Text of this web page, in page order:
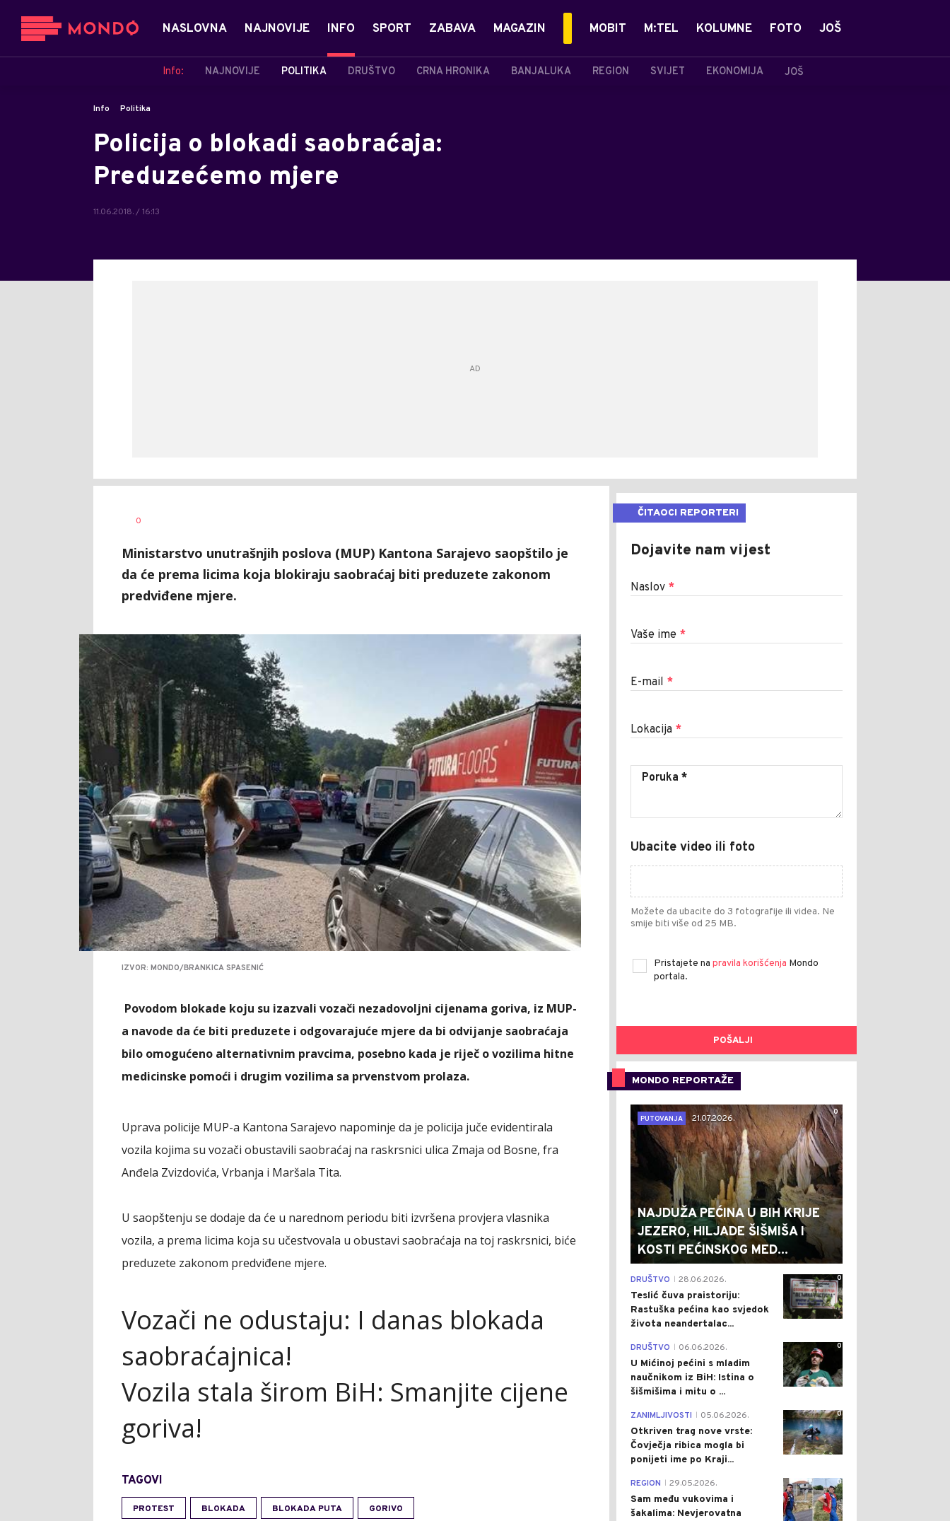
NASLOVNA NAJNOVIJE INFO
Info: NAJNOVIJE POLITIKA DRUŠTVO CRNA HRONIKA BANJALUKA REGION SVIJET EKONOMIJA JOŠ
SPORT ZABAVA MAGAZIN MOBIT M:TEL KOLUMNE FOTO JOŠ
Info Politika
Policija o blokadi saobraćaja:
Preduzećemo mjere
11.06.2018. / 16:13
AUTOR
0
Ministarstvo unutrašnjih poslova (MUP) Kantona Sarajevo saopštilo je
da će prema licima koja blokiraju saobraćaj biti preduzete zakonom
predviđene mjere.
IZVOR: MONDO/BRANKICA SPASENIĆ
Povodom blokade koju su izazvali vozači nezadovoljni cijenama goriva, iz MUP-
a navode da će biti preduzete i odgovarajuće mjere da bi odvijanje saobraćaja
bilo omogućeno alternativnim pravcima, posebno kada je riječ o vozilima hitne
medicinske pomoći i drugim vozilima sa prvenstvom prolaza.
Uprava policije MUP-a Kantona Sarajevo napominje da je policija juče evidentirala
vozila kojima su vozači obustavili saobraćaj na raskrsnici ulica Zmaja od Bosne, fra
Anđela Zvizdovića, Vrbanja i Maršala Tita.
U saopštenju se dodaje da će u narednom periodu biti izvršena provjera vlasnika
vozila, a prema licima koja su učestvovala u obustavi saobraćaja na toj raskrsnici, biće
preduzete zakonom predviđene mjere.
Vozači ne odustaju: I danas blokada
saobraćajnica!
Vozila stala širom BiH: Smanjite cijene
goriva!
TAGOVI
PROTEST BLOKADA BLOKADA PUTA GORIVO
ČITAOCI REPORTERI
Dojavite nam vijest
Naslov *
Vaše ime *
E-mail *
Lokacija *
Ubacite video ili foto
Možete da ubacite do 3 fotografije ili videa. Ne
smije biti više od 25 MB.
Pristajete na pravila korišćenja Mondo
portala.
POŠALJI
MONDO REPORTAŽE
0
PUTOVANJA
21.07.2026.
NAJDUŽA PEĆINA U BIH KRIJE
JEZERO, HILJADE ŠIŠMIŠA I
KOSTI PEĆINSKOG MED...
0
DRUŠTVO 28.06.2026.
Teslić čuva praistoriju:
Rastuška pećina kao svjedok
života neandertalac...
0
DRUŠTVO 06.06.2026.
U Mićinoj pećini s mladim
naučnikom iz BiH: Istina o
šišmišima i mitu o ...
0
ZANIMLJIVOSTI 05.06.2026.
Otkriven trag nove vrste:
Čovječja ribica mogla bi
ponijeti ime po Kraji...
0
REGION 29.05.2026.
Sam među vukovima i
šakalima: Nevjerovatna